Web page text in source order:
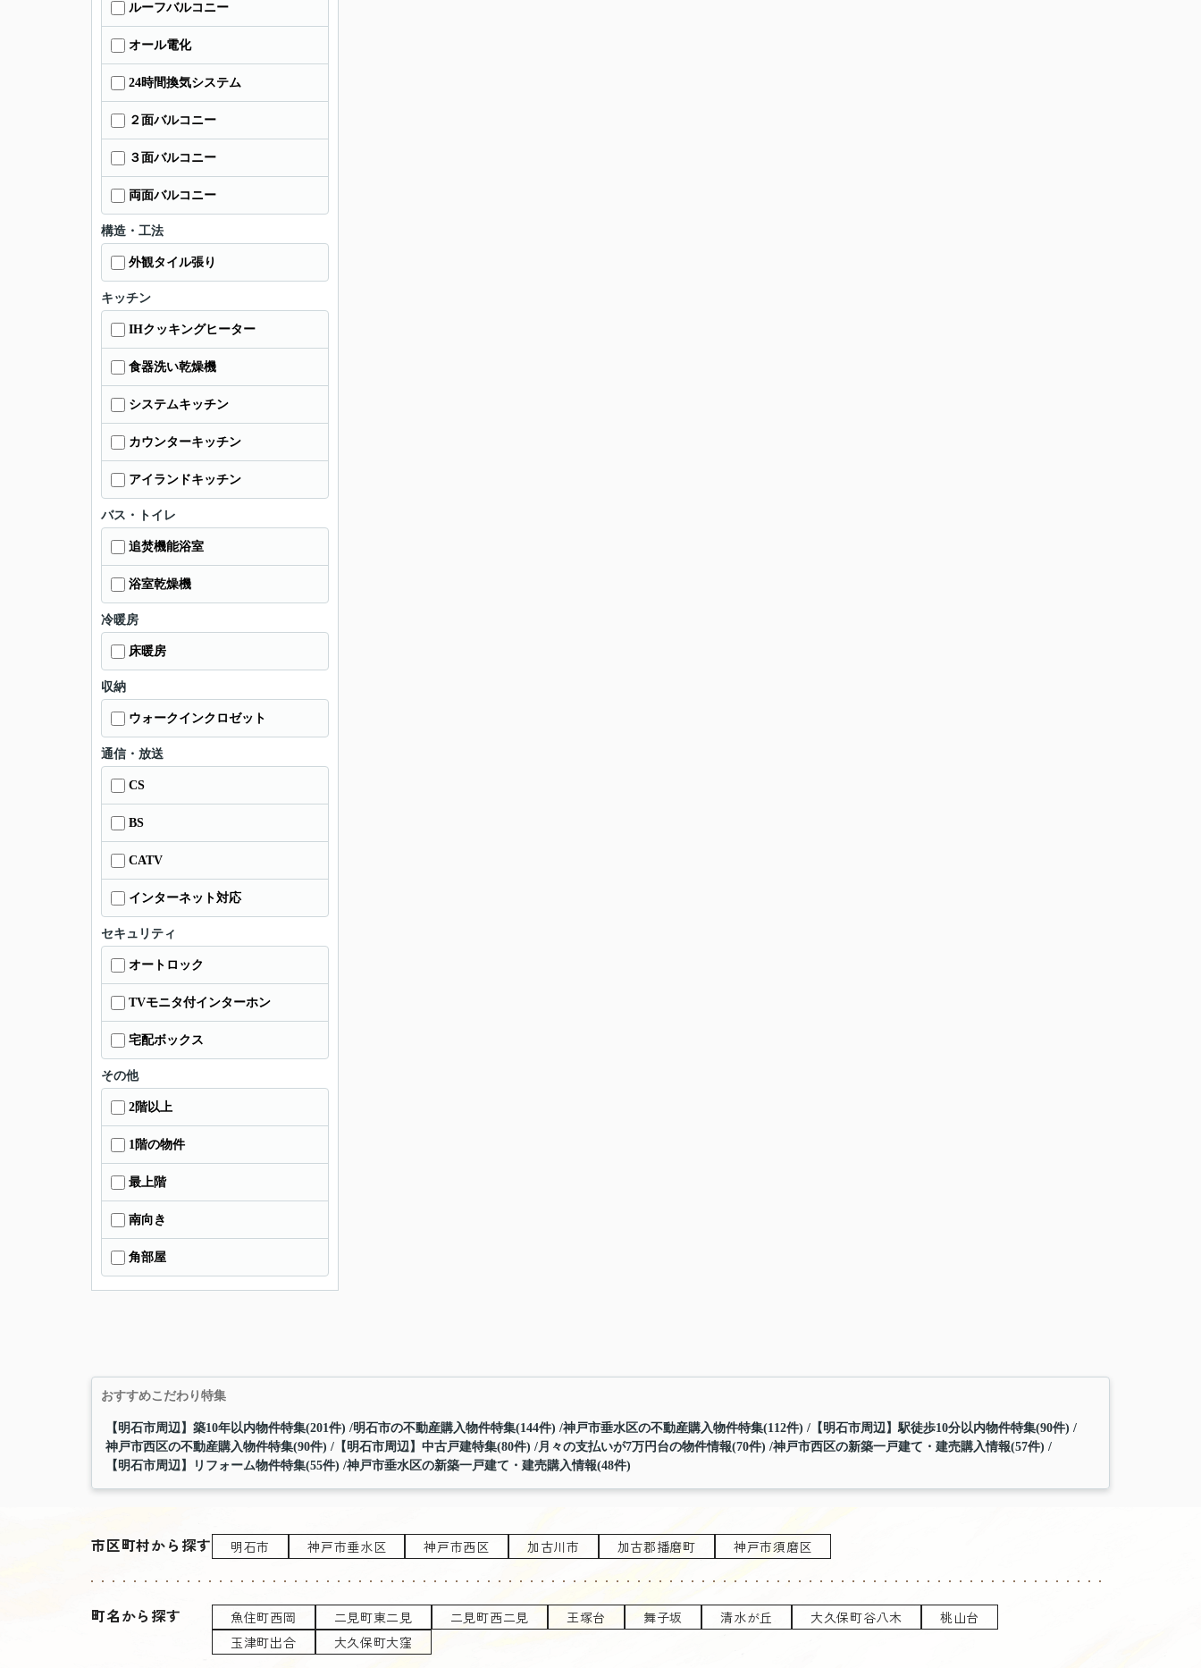
ルーフバルコニー
オール電化
24時間換気システム
２面バルコニー
３面バルコニー
両面バルコニー
構造・工法
外観タイル張り
キッチン
IHクッキングヒーター
食器洗い乾燥機
システムキッチン
カウンターキッチン
アイランドキッチン
バス・トイレ
追焚機能浴室
浴室乾燥機
冷暖房
床暖房
収納
ウォークインクロゼット
通信・放送
CS
BS
CATV
インターネット対応
セキュリティ
オートロック
TVモニタ付インターホン
宅配ボックス
その他
2階以上
1階の物件
最上階
南向き
角部屋
おすすめこだわり特集
【明石市周辺】築10年以内物件特集(201件) 明石市の不動産購入物件特集(144件) 神戸市垂水区の不動産購入物件特集(112件)
【明石市周辺】駅徒歩10分以内物件特集(90件)
神戸市西区の不動産購入物件特集(90件)
【明石市周辺】中古戸建特集(80件) 月々の支払いが7万円台の物件情報(70件) 神戸市西区の新築一戸建て・建売購入情報(57件)
【明石市周辺】リフォーム物件特集(55件) 神戸市垂水区の新築一戸建て・建売購入情報(48件)
市区町村から探す 明石市 神戸市垂水区 神戸市西区 加古川市 加古郡播磨町 神戸市須磨区
町名から探す 魚住町西岡 二見町東二見 二見町西二見 王塚台 舞子坂 清水が丘 大久保町谷八木
桃山台
玉津町出合
大久保町大窪